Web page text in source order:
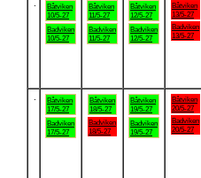
Båtviken
10/5-27
Badviken
10/5-27
Båtviken
11/5-27
Badviken
11/5-27
Båtviken
12/5-27
Badviken
12/5-27
Båtviken
13/5-27
Badviken
13/5-27
Båtviken
17/5-27
Badviken
17/5-27
Båtviken
18/5-27
Badviken
18/5-27
Båtviken
19/5-27
Badviken
19/5-27
Båtviken
20/5-27
Badviken
20/5-27